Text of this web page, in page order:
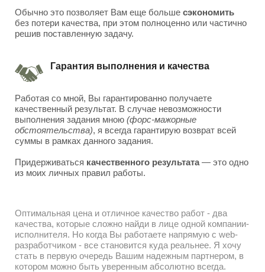
Обычно это позволяет Вам еще больше сэкономить
без потери качества, при этом полноценно или частично
решив поставленную задачу.
Гарантия выполнения и качества
Работая со мной, Вы гарантированно получаете
качественный результат. В случае невозможности
выполнения задания мною (форс-мажорные
обстоятельства), я всегда гарантирую возврат всей
суммы в рамках данного задания.
Придерживаться качественного результата— это одно
из моих личных правил работы.
Оптимальная цена и отличное качество работ - два
качества, которые сложно найди в лице одной компании-
исполнителя. Но когда Вы работаете напрямую с web-
разработчиком - все становится куда реальнее. Я хочу
стать в первую очередь Вашим надежным партнером, в
котором можно быть уверенным абсолютно всегда.